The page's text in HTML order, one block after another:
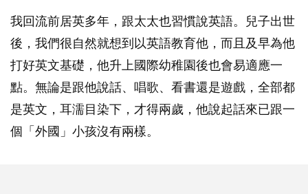
我回流前居英多年，跟太太也習慣說英語。兒子出世
後，我們很自然就想到以英語教育他，而且及早為他
打好英文基礎，他升上國際幼稚園後也會易適應一
點。無論是跟他說話、唱歌、看書還是遊戲，全部都
是英文，耳濡目染下，才得兩歲，他說起話來已跟一
個「外國」小孩沒有兩樣。